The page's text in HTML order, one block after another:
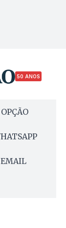
50 ANOS
EMAIL